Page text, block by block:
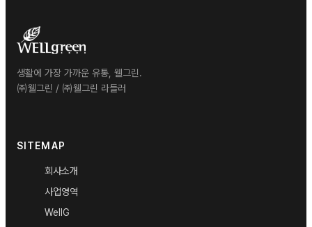
생활에 가장 가까운 유통, 웰그린.
㈜웰그린 / ㈜웰그린 라들러
SITEMAP
회사소개
사업영역
WellG